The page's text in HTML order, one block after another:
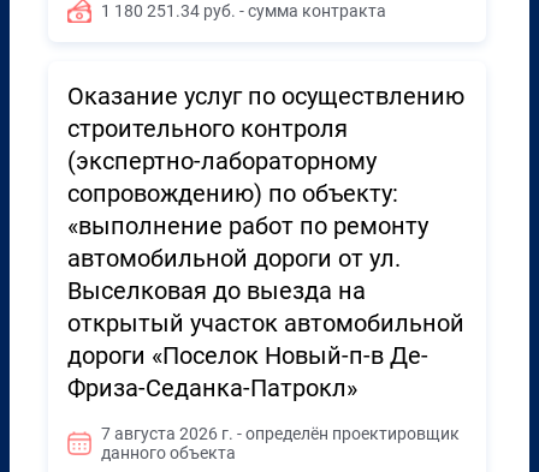
1 180 251.34 руб. - сумма контракта
Оказание услуг по осуществлению
строительного контроля
(экспертно-лабораторному
сопровождению) по объекту:
«выполнение работ по ремонту
автомобильной дороги от ул.
Выселковая до выезда на
открытый участок автомобильной
дороги «Поселок Новый-п-в Де-
Фриза-Седанка-Патрокл»
7 августа 2026 г. - определён проектировщик
данного объекта